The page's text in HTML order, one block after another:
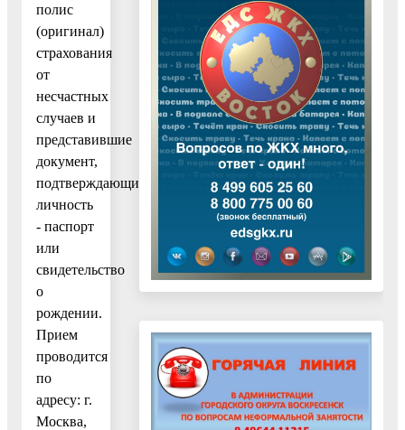
полис
(оригинал)
страхования
от
несчастных
случаев и
представившие
документ,
подтверждающий
личность
- паспорт
или
свидетельство
о
рождении.
Прием
проводится
по
адресу: г.
Москва,